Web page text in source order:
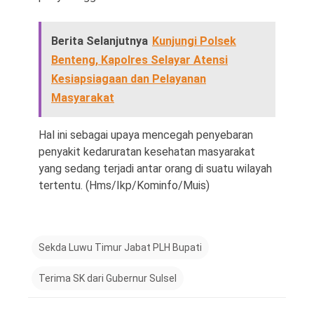
Berita Selanjutnya Kunjungi Polsek
Benteng, Kapolres Selayar Atensi
Kesiapsiagaan dan Pelayanan
Masyarakat
Hal ini sebagai upaya mencegah penyebaran
penyakit kedaruratan kesehatan masyarakat
yang sedang terjadi antar orang di suatu wilayah
tertentu. (Hms/Ikp/Kominfo/Muis)
Sekda Luwu Timur Jabat PLH Bupati
Terima SK dari Gubernur Sulsel